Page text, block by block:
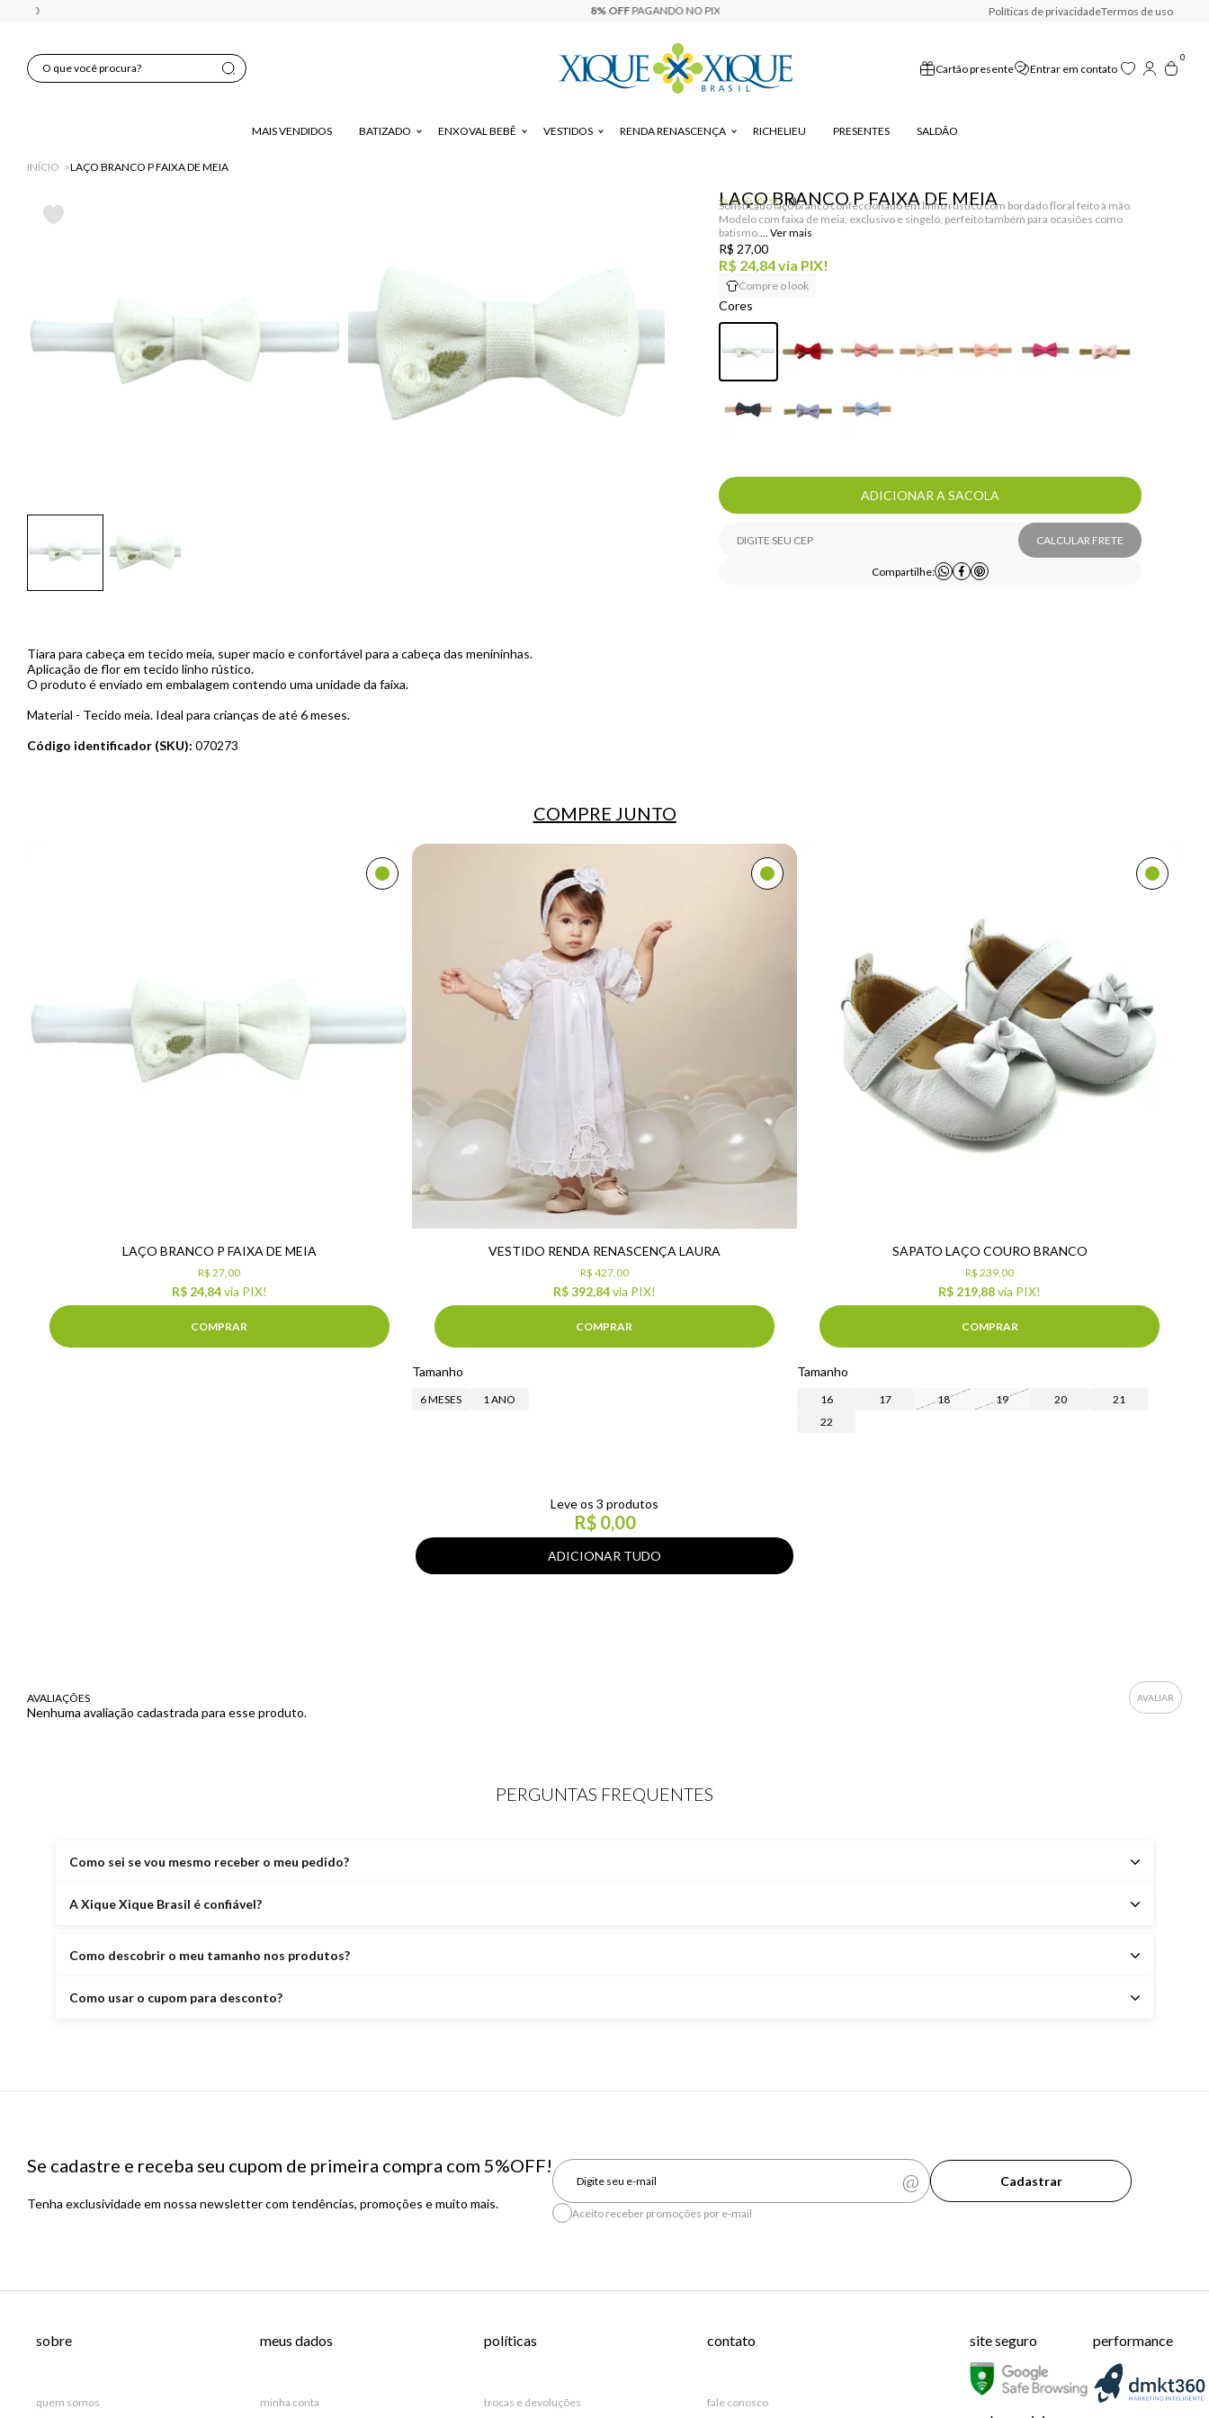
8% OFF Políticas de privacidadeTermos de uso
Cartão presente Entrar em contato
0
MAIS VENDIDOS BATIZADO ENXOVAL BEBÊ VESTIDOS RENDA RENASCENÇA RICHELIEU PRESENTES SALDÃO
INÍCIO LAÇO BRANCO P FAIXA DE MEIA
LAÇO BRANCO P FAIXA DE MEIA
(0)
Sofisticado laço branco confeccionado em linho rústico com bordado floral feito à mão.
Modelo com faixa de meia, exclusivo e singelo, perfeito também para ocasiões como
batismo.
R$ 24,84via PIX!
R$ 27,00
Compre o look
ADICIONAR A SACOLA
CALCULAR FRETE
Compartilhe:
Código identificador (SKU): 070273
Tiara para cabeça em tecido meia, super macio e confortável para a cabeça das menininhas.
Aplicação de flor em tecido linho rústico.
O produto é enviado em embalagem contendo uma unidade da faixa.
Material - Tecido meia. Ideal para crianças de até 6 meses.
COMPRE JUNTO
LAÇO BRANCO P FAIXA DE MEIA
R$ 24,84via PIX!
R$ 27,00
COMPRAR
VESTIDO RENDA RENASCENÇA LAURA
R$ 392,84via PIX!
R$ 427,00
COMPRAR
Tamanho
6 MESES 1 ANO
SAPATO LAÇO COURO BRANCO
R$ 219,88via PIX!
R$ 239,00
COMPRAR
Tamanho
16 17 18 19 20
21
22
Leve os 3 produtos
R$ 0,00
AVALIAÇÕES
Nenhuma avaliação cadastrada para esse produto.
PERGUNTAS FREQUENTES
Como sei se vou mesmo receber o meu pedido?
A Xique Xique Brasil é confiável?
Como descobrir o meu tamanho nos produtos?
Como usar o cupom para desconto?
Se cadastre e receba seu cupom de primeira compra com 5%OFF!
Tenha exclusividade em nossa newsletter com tendências, promoções e muito mais.
Cadastrar
Aceito receber promoções por e-mail
sobre
quem somos
meus dados
minha conta
políticas
trocas e devoluções
contato
fale conosco
site seguro performance